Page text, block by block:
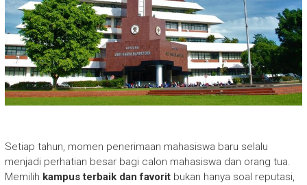
Setiap tahun, momen penerimaan mahasiswa baru selalu
menjadi perhatian besar bagi calon mahasiswa dan orang tua.
Memilih kampus terbaik dan favoritbukan hanya soal reputasi,